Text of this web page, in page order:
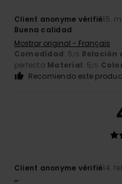
Client anonyme vérifié15.
Buena calidad
Mostrar original - Français
Comodidad: 5/5 Relación
perfecta Material: 5/5
Recomiendo este
Client anonyme vérifié14.
,,.